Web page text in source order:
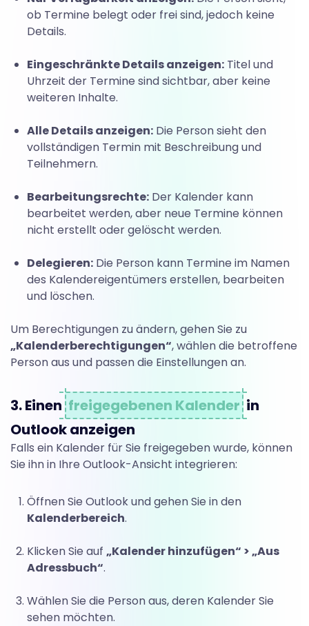
ob Termine belegt oder frei sind, jedoch keine
Details.
Eingeschränkte Details anzeigen: Titel und
Uhrzeit der Termine sind sichtbar, aber keine
weiteren Inhalte.
Alle Details anzeigen: Die Person sieht den
vollständigen Termin mit Beschreibung und
Teilnehmern.
Bearbeitungsrechte: Der Kalender kann
bearbeitet werden, aber neue Termine können
nicht erstellt oder gelöscht werden.
Delegieren: Die Person kann Termine im Namen
des Kalendereigentümers erstellen, bearbeiten
und löschen.
Um Berechtigungen zu ändern, gehen Sie zu
„Kalenderberechtigungen“, wählen die betroffene
Person aus und passen die Einstellungen an.
3. Einen freigegebenen Kalender in
Outlook anzeigen
Falls ein Kalender für Sie freigegeben wurde, können
Sie ihn in Ihre Outlook-Ansicht integrieren:
Öffnen Sie Outlook und gehen Sie in den
Kalenderbereich.
Klicken Sie auf „Kalender hinzufügen“ > „Aus
Adressbuch“.
Wählen Sie die Person aus, deren Kalender Sie
sehen möchten.